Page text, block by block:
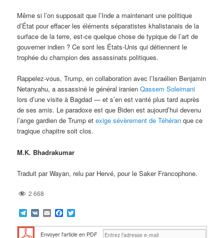
Même si l’on supposait que l’Inde a maintenant une politique
d’État pour effacer les éléments séparatistes khalistanais de la
surface de la terre, est-ce quelque chose de typique de l’art de
gouverner indien ? Ce sont les États-Unis qui détiennent le
trophée du champion des assassinats politiques.
Rappelez-vous, Trump, en collaboration avec l’Israélien Benjamin
Netanyahu, a assassiné le général iranienQassem Soleimani
lors d’une visite à Bagdad — et s’en est vanté plus tard auprès
de ses amis. Le paradoxe est que Biden est aujourd’hui devenu
l’ange gardien de Trump etexige sévèrement de Téhéran que ce
tragique chapitre soit clos.
M.K. Bhadrakumar
Traduit par Wayan, relu par Hervé, pour le Saker Francophone.
2 668
Telegram
VK EmailFacebook
Envoyer l'article en PDF